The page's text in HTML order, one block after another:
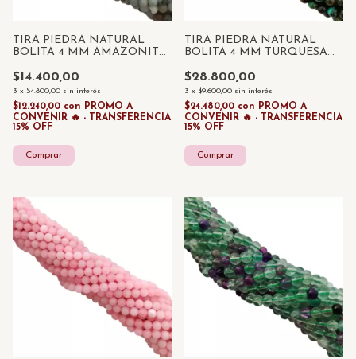
TIRA PIEDRA NATURAL
BOLITA 4 MM AMAZONITA
$14.400,00
3 x $4.800,00 sin interés
$12.240,00 con PROMO A
CONVENIR 🔥 - TRANSFERENCIA
15% OFF
TIRA PIEDRA NATURAL
BOLITA 4 MM TURQUESA
$28.800,00
3 x $9.600,00 sin interés
$24.480,00 con PROMO A
CONVENIR 🔥 - TRANSFERENCIA
15% OFF